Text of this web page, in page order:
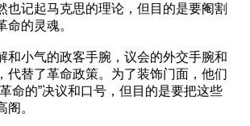
也记起马克思的理论，但目的是要阉割
革命的灵魂。
小气的政客手腕，议会的外交手腕和
代替了革命政策。为了装饰门面，他们
命的”决议和口号，但目的是要把这些
高阁。